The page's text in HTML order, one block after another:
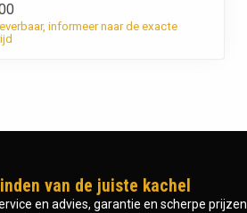
informeer naar de exacte
van de juiste kachel
en advies, garantie en scherpe prijzen.